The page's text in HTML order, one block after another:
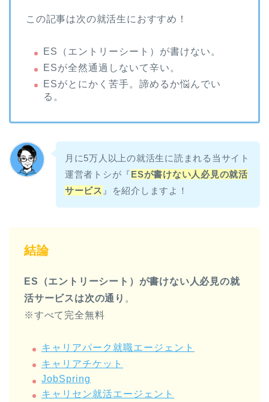
この記事は次の就活生におすすめ！
ES（エントリーシート）が書けない。
ESが全然通過しないて辛い。
ESがとにかく苦手。諦めるか悩んでい
る。
月に5万人以上の就活生に読まれる当サイト
運営者トシが『ESが書けない人必見の就活
サービス 』を紹介しますよ！
結論
ES（エントリーシート）が書けない人必見の就
活サービスは次の通り 。
※すべて完全無料
キャリアパーク就職エージェント
キャリアチケット
JobSpring
キャリセン就活エージェント